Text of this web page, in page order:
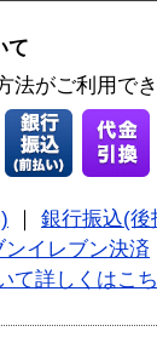
て
法がご利用で
銀行振込(後
ンイレブン決済
て詳しくはこ